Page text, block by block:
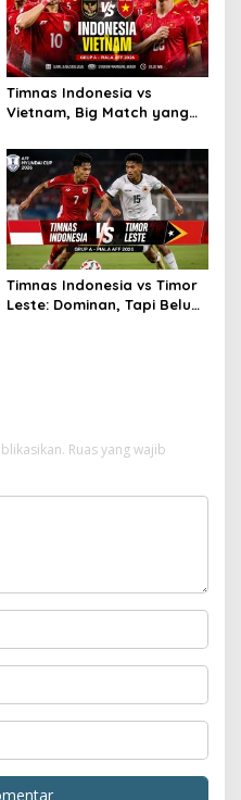
Timnas Indonesia vs
Vietnam, Big Match yang
Timnas Indonesia vs Timor
Leste: Dominan, Tapi Belum
Ruas yang wajib